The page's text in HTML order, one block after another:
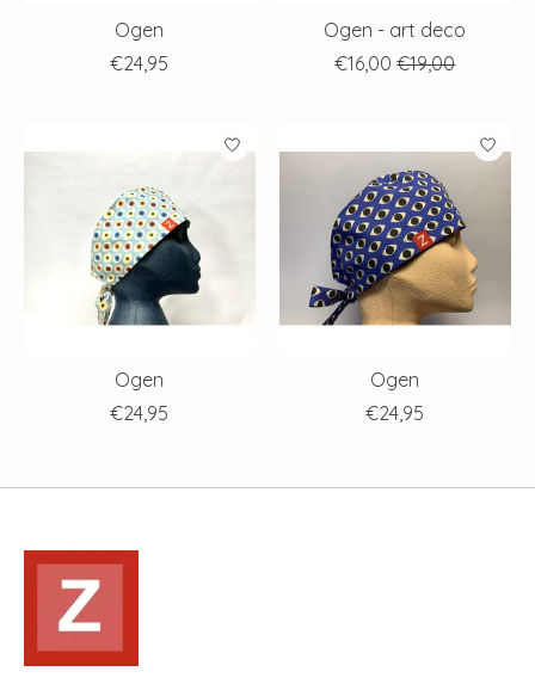
Ogen
€24,95
Ogen - art deco
€16,00 €19,00
Ogen
€24,95
Ogen
€24,95